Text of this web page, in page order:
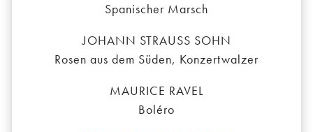
Spanischer Marsch
JOHANN STRAUSS SOHN
Rosen aus dem Süden, Konzertwalzer
MAURICE RAVEL
Boléro